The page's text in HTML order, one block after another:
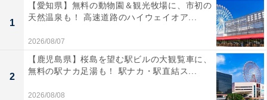
【千葉県】まるで海外！ スケートパーク併設
も。ドライブがてら行きたい「本格アメリカ
1
【愛知県】無料の動物園＆観光牧場に、市初の
天然温泉も！ 高速道路のハイウェイオア...
2026/08/07
2
【鹿児島県】桜島を望む駅ビルの大観覧車に、
無料の駅ナカ足湯も！ 駅ナカ・駅直結ス...
2026/08/08